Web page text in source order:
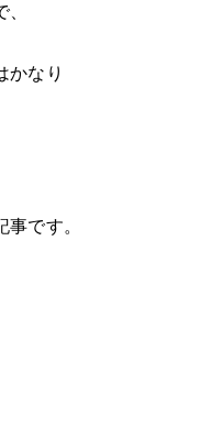
かなり
です。